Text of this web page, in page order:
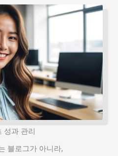
성과 관리
블로그가 아니라,